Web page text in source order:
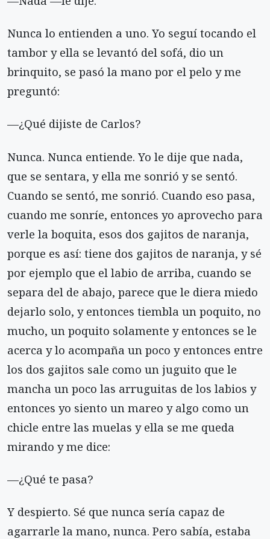
Nunca lo entienden a uno. Yo seguí tocando el
tambor y ella se levantó del sofá, dio un
brinquito, se pasó la mano por el pelo y me
preguntó:
—¿Qué dijiste de Carlos?
Nunca. Nunca entiende. Yo le dije que nada,
que se sentara, y ella me sonrió y se sentó.
Cuando se sentó, me sonrió. Cuando eso pasa,
cuando me sonríe, entonces yo aprovecho para
verle la boquita, esos dos gajitos de naranja,
porque es así: tiene dos gajitos de naranja, y sé
por ejemplo que el labio de arriba, cuando se
separa del de abajo, parece que le diera miedo
dejarlo solo, y entonces tiembla un poquito, no
mucho, un poquito solamente y entonces se le
acerca y lo acompaña un poco y entonces entre
los dos gajitos sale como un juguito que le
mancha un poco las arruguitas de los labios y
entonces yo siento un mareo y algo como un
chicle entre las muelas y ella se me queda
mirando y me dice:
—¿Qué te pasa?
Y despierto. Sé que nunca sería capaz de
agarrarle la mano, nunca. Pero sabía, estaba